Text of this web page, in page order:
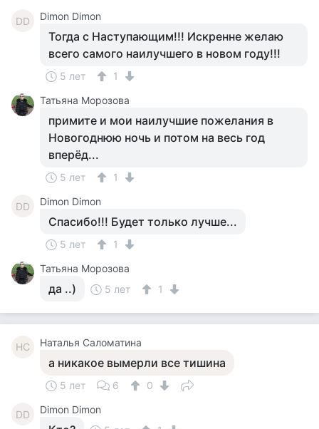
DD Dimon Dimon
Тогда с Наступающим!!! Искренне желаю
всего самого наилучшего в новом году!!!
5 лет
1
Татьяна Морозова
примите и мои наилучшие пожелания в
Новогоднюю ночь и потом на весь год
вперёд...
5 лет 1
DD Dimon Dimon
Спасибо!!! Будет только лучше...
5 лет
1
Татьяна Морозова
да ..) 5 лет 1
НС Наталья Саломатина
а никакое вымерли все тишина
5 лет 6 0
DD Dimon Dimon